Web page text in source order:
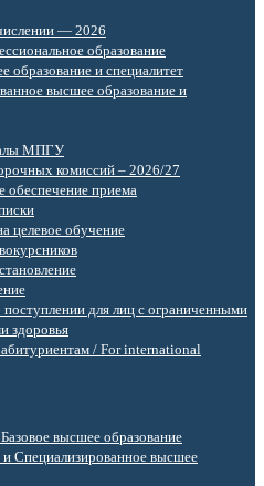
— 2026
образование
образование и специалитет
высшее образование и
МПГУ
комиссий – 2026/27
обеспечение приема
целевое обучение
для лиц с ограниченными
здоровья
/ For international
высшее образование
Специализированное высшее